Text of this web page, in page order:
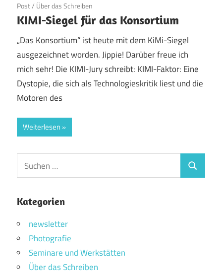
Post/ Über das Schreiben
KIMI-Siegel für das Konsortium
„Das Konsortium“ ist heute mit dem KiMi-Siegel
ausgezeichnet worden. Jippie! Darüber freue ich
mich sehr! Die KIMI-Jury schreibt: KIMI-Faktor: Eine
Dystopie, die sich als Technologieskritik liest und die
Motoren des
Weiterlesen
Suchen
nach:
Suchen
Kategorien
newsletter
Photografie
Seminare und Werkstätten
Über das Schreiben